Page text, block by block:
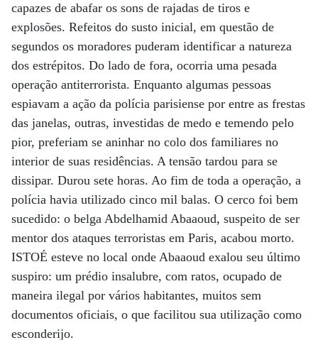
capazes de abafar os sons de rajadas de tiros e
explosões. Refeitos do susto inicial, em questão de
segundos os moradores puderam identificar a natureza
dos estrépitos. Do lado de fora, ocorria uma pesada
operação antiterrorista. Enquanto algumas pessoas
espiavam a ação da polícia parisiense por entre as frestas
das janelas, outras, investidas de medo e temendo pelo
pior, preferiam se aninhar no colo dos familiares no
interior de suas residências. A tensão tardou para se
dissipar. Durou sete horas. Ao fim de toda a operação, a
polícia havia utilizado cinco mil balas. O cerco foi bem
sucedido: o belga Abdelhamid Abaaoud, suspeito de ser
mentor dos ataques terroristas em Paris, acabou morto.
ISTOÉ esteve no local onde Abaaoud exalou seu último
suspiro: um prédio insalubre, com ratos, ocupado de
maneira ilegal por vários habitantes, muitos sem
documentos oficiais, o que facilitou sua utilização como
esconderijo.